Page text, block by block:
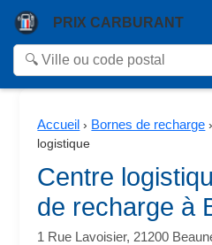
PRIX CARBURANT
Accueil › Bornes de recharge
logistique
Centre
de recharge à
1 Rue Lavoisier, 21200